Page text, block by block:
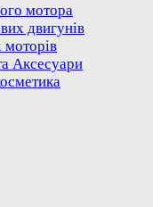
мотора
двигунів
Аксесуари